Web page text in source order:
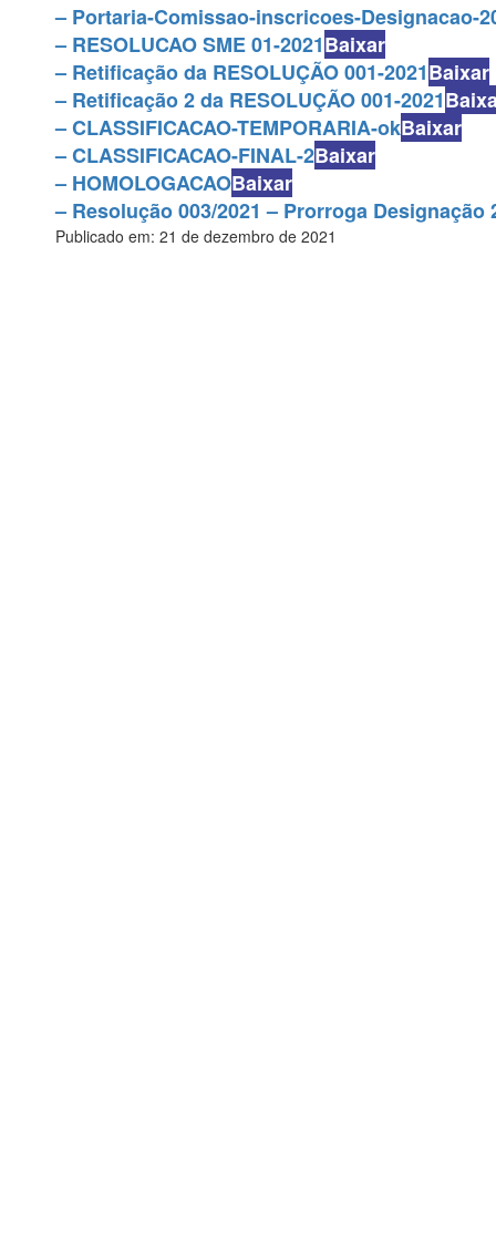
– Portaria-Comissao-inscricoes-Designacao-
– RESOLUCAO SME 01-2021Baixar
– Retificação da RESOLUÇÃO 001-2021Baixar
– Retificação 2 da RESOLUÇÃO 001-2021
– CLASSIFICACAO-TEMPORARIA-okBaixar
– CLASSIFICACAO-FINAL-2Baixar
– HOMOLOGACAOBaixar
– Resolução 003/2021 – Prorroga Designação
Publicado em: 21 de dezembro de 2021